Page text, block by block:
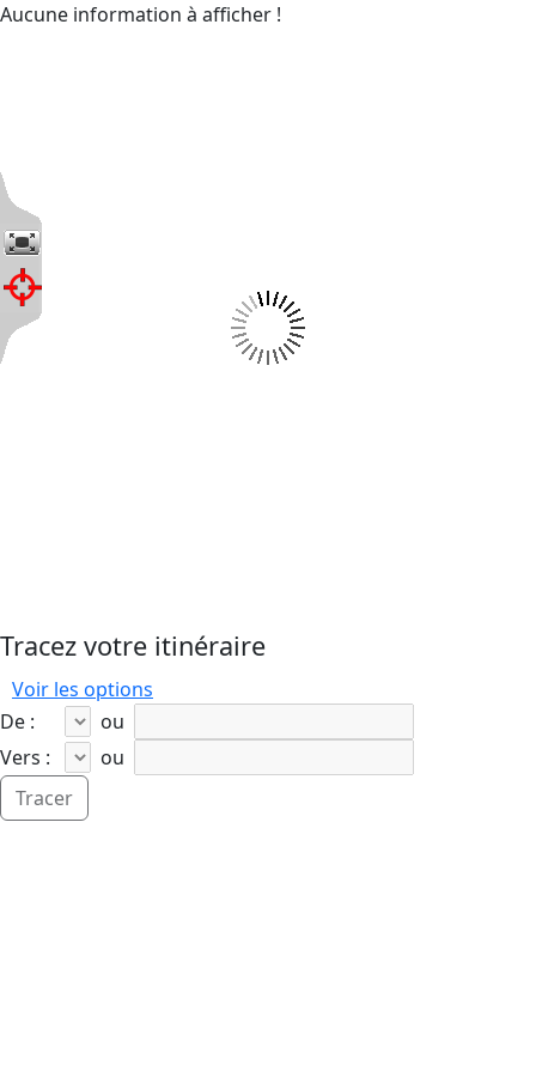
Aucune information à afficher !
Tracez votre itinéraire
Voir les options
De :
ou
Vers :
ou